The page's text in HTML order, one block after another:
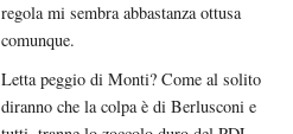
regola mi sembra abbastanza ottusa
comunque.
Letta peggio di Monti? Come al solito
diranno che la colpa è di Berlusconi e